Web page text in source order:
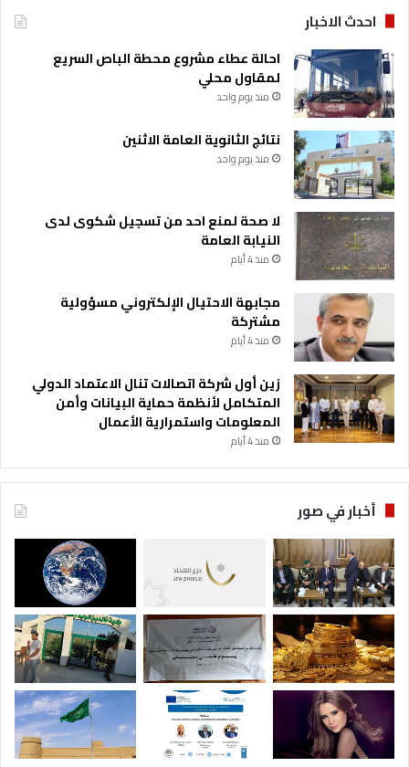
احدث الاخبار
احالة عطاء مشروع محطة الباص السريع
لمقاول محلي
منذ يوم واحد
نتائج الثانوية العامة الاثنين
منذ يوم واحد
لا صحة لمنع احد من تسجيل شكوى لدى
النيابة العامة
منذ 4 أيام
مجابهة الاحتيال الإلكتروني مسؤولية
مشتركة
منذ 4 أيام
زين أول شركة اتصالات تنال الاعتماد الدولي
المتكامل لأنظمة حماية البيانات وأمن
المعلومات واستمرارية الأعمال
منذ 4 أيام
أخبار في صور